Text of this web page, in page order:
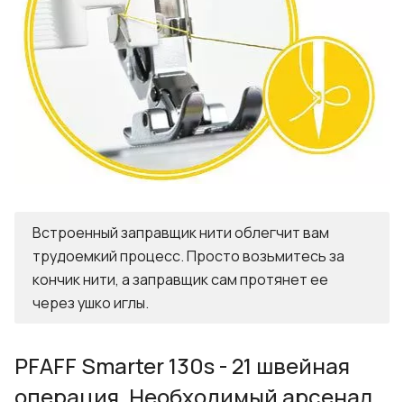
Встроенный заправщик нити облегчит вам
трудоемкий процесс. Просто возьмитесь за
кончик нити, а заправщик сам протянет ее
через ушко иглы.
PFAFF Smarter 130s - 21 швейная
операция. Необходимый арсенал